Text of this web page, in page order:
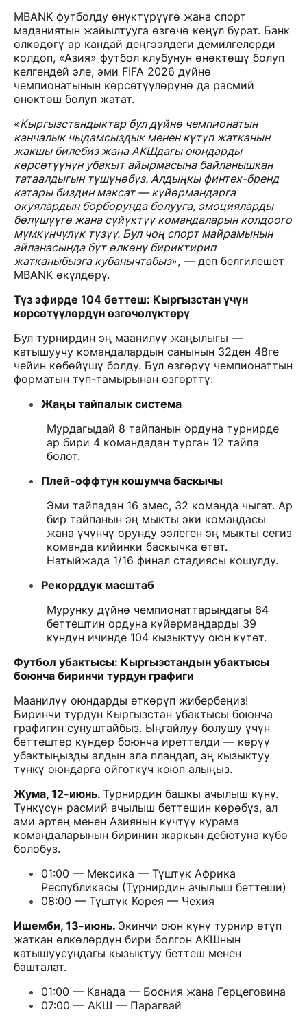
MBANK футболду өнүктүрүүгө жана спорт
маданиятын жайылтууга өзгөчө көңүл бурат. Банк
өлкөдөгү ар кандай деңгээлдеги демилгелерди
колдоп, «Азия» футбол клубунун өнөктөшү болуп
келгендей эле, эми FIFA 2026 дүйнө
чемпионатынын көрсөтүүлөрүнө да расмий
өнөктөш болуп жатат.
«Кыргызстандыктар бул дүйнө чемпионатын
канчалык чыдамсыздык менен күтүп жатканын
жакшы билебиз жана АКШдагы оюндарды
көрсөтүүнүн убакыт айырмасына байланышкан
татаалдыгын түшүнөбүз. Алдыңкы финтех-бренд
катары биздин максат — күйөрмандарга
окуялардын борборунда болууга, эмоцияларды
бөлүшүүгө жана сүйүктүү командаларын колдоого
мүмкүнчүлүк түзүү. Бул чоң спорт майрамынын
айланасында бүт өлкөнү бириктирип
жатканыбызга кубанычтабыз», — деп белгилешет
MBANK өкүлдөрү.
Түз эфирде 104 беттеш: Кыргызстан үчүн
көрсөтүүлөрдүн өзгөчөлүктөрү
Бул турнирдин эң маанилүү жаңылыгы —
катышуучу командалардын санынын 32ден 48ге
чейин көбөйүшү болду. Бул өзгөрүү чемпионаттын
форматын түп-тамырынан өзгөрттү:
Жаңы тайпалык система
Мурдагыдай 8 тайпанын ордуна турнирде
ар бири 4 командадан турган 12 тайпа
болот.
Плей-оффтун кошумча баскычы
Эми тайпадан 16 эмес, 32 команда чыгат. Ар
бир тайпанын эң мыкты эки командасы
жана үчүнчү орунду ээлеген эң мыкты сегиз
команда кийинки баскычка өтөт.
Натыйжада 1/16 финал стадиясы кошулду.
Рекорддук масштаб
Мурунку дүйнө чемпионаттарындагы 64
беттештин ордуна күйөрмандарды 39
күндүн ичинде 104 кызыктуу оюн күтөт.
Футбол убактысы: Кыргызстандын убактысы
боюнча биринчи турдун графиги
Маанилүү оюндарды өткөрүп жибербеңиз!
Биринчи турдун Кыргызстан убактысы боюнча
графигин сунуштайбыз. Ыңгайлуу болушу үчүн
беттештер күндөр боюнча иреттелди — көрүү
убактыңызды алдын ала пландап, эң кызыктуу
түнкү оюндарга ойготкуч коюп алыңыз.
Жума, 12-июнь. Турнирдин башкы ачылыш күнү.
Түнкүсүн расмий ачылыш беттешин көрөбүз, ал
эми эртең менен Азиянын күчтүү курама
командаларынын биринин жаркын дебютуна күбө
болобуз.
01:00 — Мексика — Түштүк Африка
Республикасы (Турнирдин ачылыш беттеши)
08:00 — Түштүк Корея — Чехия
Ишемби, 13-июнь. Экинчи оюн күнү турнир өтүп
жаткан өлкөлөрдүн бири болгон АКШнын
катышуусундагы кызыктуу беттеш менен
башталат.
01:00 — Канада — Босния жана Герцеговина
07:00 — АКШ — Парагвай